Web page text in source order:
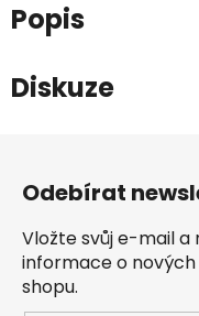
Popis
Diskuze
Odebírat
Vložte svůj e-mail
informace o
shopu.